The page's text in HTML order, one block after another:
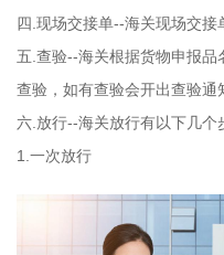
四.现场交接单--海关现场交接
五.查验--海关根据货物申报
查验，如有查验会开出查验通
六.放行--海关放行有以下几个
1.一次放行